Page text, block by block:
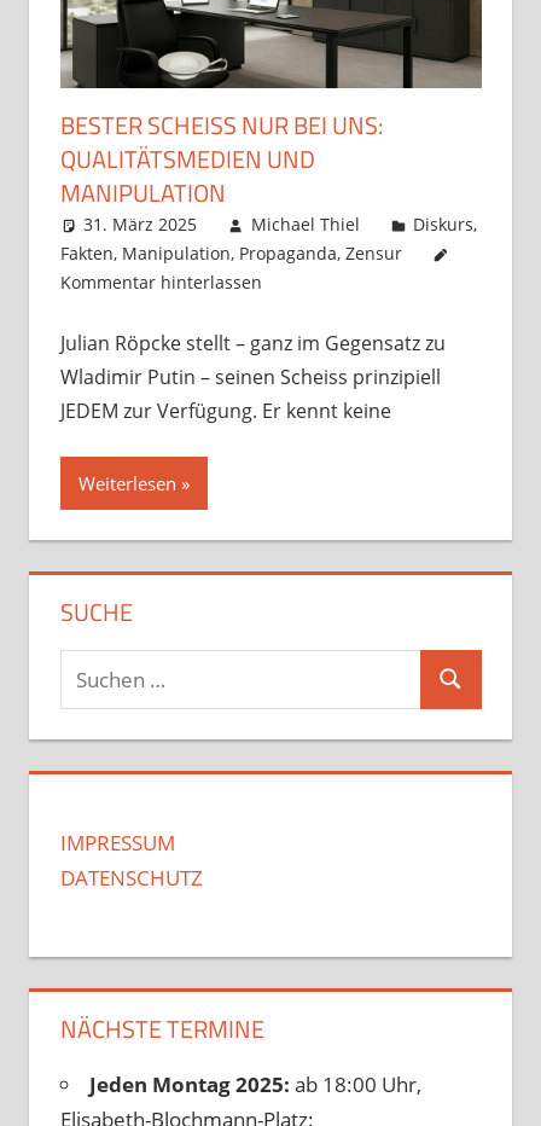
BESTER SCHEISS NUR BEI UNS:
QUALITÄTSMEDIEN UND
MANIPULATION
31. März 2025 Michael Thiel Diskurs,
Fakten, Manipulation, Propaganda, Zensur
Kommentar hinterlassen
Julian Röpcke stellt – ganz im Gegensatz zu
Wladimir Putin – seinen Scheiss prinzipiell
JEDEM zur Verfügung. Er kennt keine
Weiterlesen
SUCHE
Suchen
nach:
Suchen
IMPRESSUM
DATENSCHUTZ
NÄCHSTE TERMINE
Jeden Montag 2025: ab 18:00 Uhr,
Elisabeth-Blochmann-Platz: